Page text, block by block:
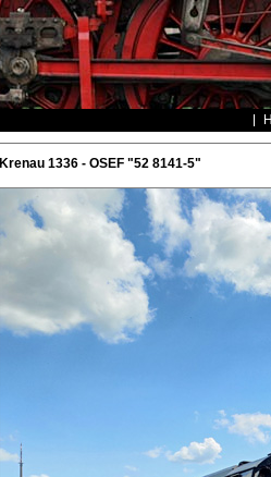
Krenau 1336 - OSEF "52 8141-5"